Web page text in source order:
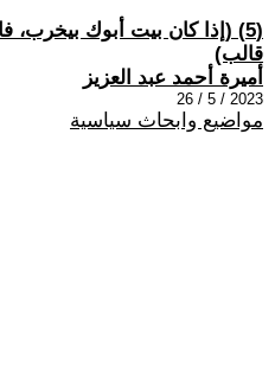
(5) (إذا كان بيت أبوك بيخرب،
قالب)
أميرة أحمد عبد العزيز
2023 / 5 / 26
مواضيع وابحاث سياسية